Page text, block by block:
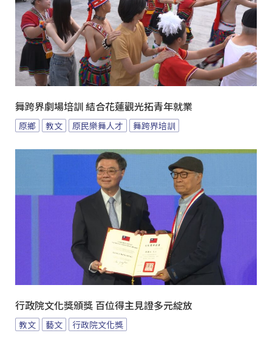
舞跨界劇場培訓 結合花蓮觀光拓青年就業
原鄉 教文 原民樂舞人才 舞跨界培訓
行政院文化獎頒獎 百位得主見證多元綻放
教文 藝文 行政院文化獎